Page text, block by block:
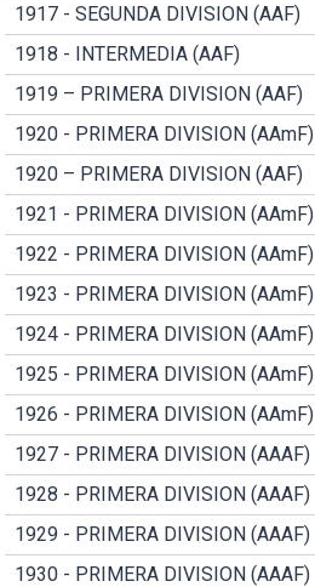
1917 - SEGUNDA DIVISION (AAF)
1918 - INTERMEDIA (AAF)
1919 – PRIMERA DIVISION (AAF)
1920 - PRIMERA DIVISION (AAmF)
1920 – PRIMERA DIVISION (AAF)
1921 - PRIMERA DIVISION (AAmF)
1922 - PRIMERA DIVISION (AAmF)
1923 - PRIMERA DIVISION (AAmF)
1924 - PRIMERA DIVISION (AAmF)
1925 - PRIMERA DIVISION (AAmF)
1926 - PRIMERA DIVISION (AAmF)
1927 - PRIMERA DIVISION (AAAF)
1928 - PRIMERA DIVISION (AAAF)
1929 - PRIMERA DIVISION (AAAF)
1930 - PRIMERA DIVISION (AAAF)